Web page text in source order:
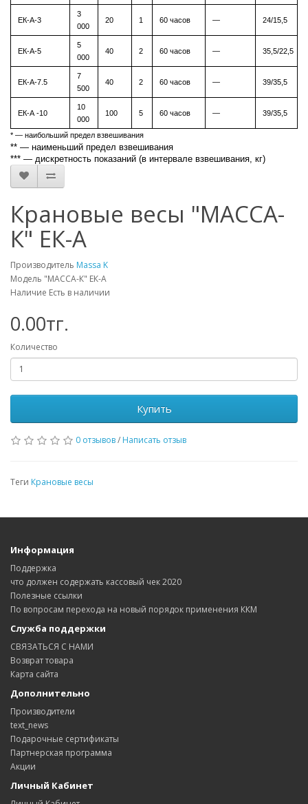
ЕК-А-3
3
000
20 1 60 часов — 24/15,5
ЕК-А-5
5
000
40 2 60 часов — 35,5/22,5
ЕК-А-7.5
7
500
40 2 60 часов — 39/35,5
ЕК-А -10
10
000
100 5 60 часов — 39/35,5
* — наибольший предел взвешивания
** — наименьший предел взвешивания
*** — дискретность показаний (в интервале взвешивания, кг)
Крановые весы "МАССА-
К" ЕК-А
Производитель Massa K
Модель "МАССА-К" ЕК-А
Наличие Есть в наличии
0.00тг.
Количество
Купить
0 отзывов/ Написать отзыв
Теги Крановые весы
Информация
Поддержка
что должен содержать кассовый чек 2020
Полезные ссылки
По вопросам перехода на новый порядок применения ККМ
Служба поддержки
СВЯЗАТЬСЯ С НАМИ
Возврат товара
Карта сайта
Дополнительно
Производители
text_news
Подарочные сертификаты
Партнерская программа
Акции
Личный Кабинет